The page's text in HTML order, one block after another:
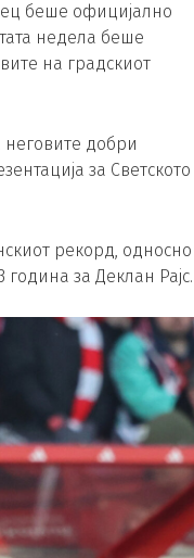
беше официјално
недела беше
на градскиот
неговите добри
за Светското
рекорд, односно
за Деклан Рајс.